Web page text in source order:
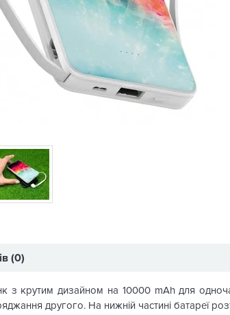
(0)
з крутим дизайном на 10000 mAh для
другого. На нижній частині батареї